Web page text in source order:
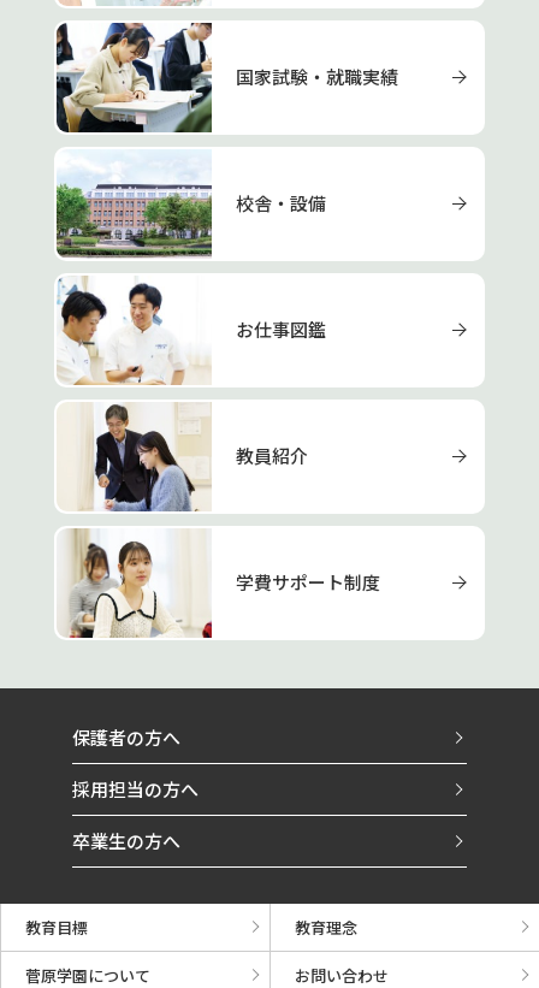
国家試験・就職実績
校舎・設備
お仕事図鑑
教員紹介
学費サポート制度
保護者の方へ
採用担当の方へ
卒業生の方へ
教育目標 教育理念
菅原学園について お問い合わせ